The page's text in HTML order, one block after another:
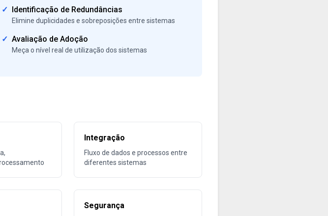
✓ Identificação de Redundâncias
Elimine duplicidades e sobreposições entre sistemas
✓ Avaliação de Adoção
Meça o nível real de utilização dos sistemas
Integração
Fluxo de dados e processos entre
diferentes sistemas
Segurança